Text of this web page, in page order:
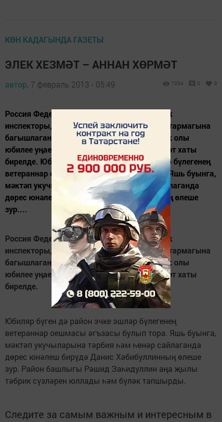
КӨН КАДАГЫНДА ГАЗЕТЫ
ЭЛЕК ХЕЗМӘТ – АННАН ХӨРМӘТ
автор, 7 февраль 2013 - 05:49 1034 0 0
Россия Федерациясенең атказанган участок
инспекторы, барлык гомерен хокук саклау тармагына
багышлаган Данис Хәбибуллинга 60 яшьлек олы
юбилее уңаеннан район башлыгының Рәхмәт хаты
бирелде. Юбиляр бүген дә район эчке эшләр бүлегенең
ветераннар оешмасы әгъзасы булып тора. Яшь буынга,
мәктәп укучыларына тәрбия һәм һөнәр сайлаганда
дөрес юнәлеш бирүдә Данис Хәбибуллинның өлеше
зур....
Россия Федерациясенеңатказанган участок
инспекторы, барлык гомерен хокук саклау тармагына
багышлаган Данис Хәбибуллинга 60 яшьлек олы
юбилее уңаеннан район башлыгыныңРәхмәт хаты
бирелде.
Юбиляр бүген дә район эчке эшләр бүлегенең
ветераннар оешмасы әгъзасы булып тора. Яшь буынга,
мәктәп укучыларына тәрбия һәм һөнәр сайлаганда
дөрес юнәлеш бирүдә Данис Хәбибуллинның өлеше
зур. Район башлыгы Рәшид Заһидуллин аңа җылы
тәбрик сүзләрен юллады һәм бүләк тапшырды.
Следите за самым важным и интересным в